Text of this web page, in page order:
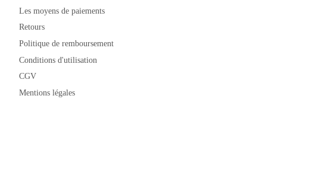
Les moyens de paiements
Retours
Politique de remboursement
Conditions d'utilisation
CGV
Mentions légales